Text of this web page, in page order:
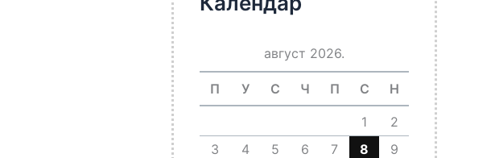
август 2026.
П У С Ч П С Н
1
2
3
4 5 6 7 8
9